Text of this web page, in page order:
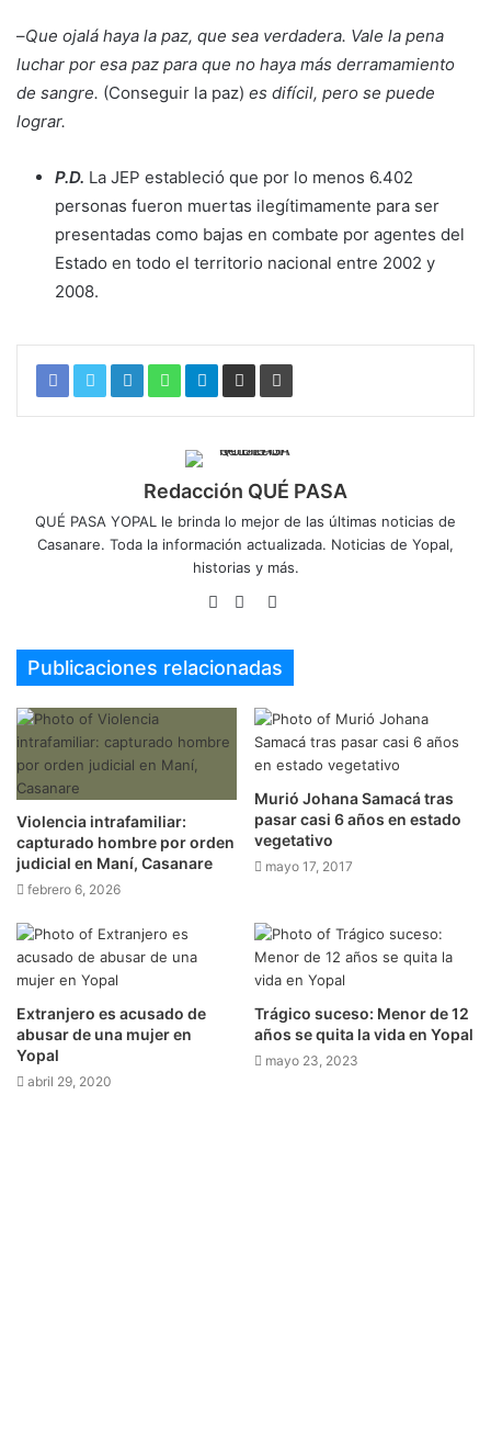
–Que ojalá haya la paz, que sea verdadera. Vale la pena
luchar por esa paz para que no haya más derramamiento
de sangre. (Conseguir la paz) es difícil, pero se puede
lograr.​
P.D. La JEP estableció que por lo menos 6.402
personas fueron muertas ilegítimamente para ser
presentadas como bajas en combate por agentes del
Estado en todo el territorio nacional entre 2002 y
2008.
Redacción QUÉ PASA
QUÉ PASA YOPAL le brinda lo mejor de las últimas noticias de
Casanare. Toda la información actualizada. Noticias de Yopal,
historias y más.
Sitio Facebook
Twitter
Publicaciones relacionadas
Violencia intrafamiliar:
capturado hombre por orden
judicial en Maní, Casanare
febrero 6, 2026
Murió Johana Samacá tras
pasar casi 6 años en estado
vegetativo
mayo 17, 2017
Extranjero es acusado de
abusar de una mujer en
Yopal
abril 29, 2020
Trágico suceso: Menor de 12
años se quita la vida en Yopal
mayo 23, 2023